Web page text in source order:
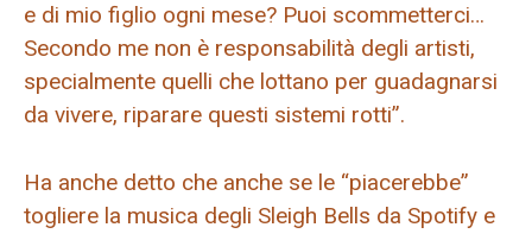
e di mio figlio ogni mese? Puoi scommetterci…
Secondo me non è responsabilità degli artisti,
specialmente quelli che lottano per guadagnarsi
da vivere, riparare questi sistemi rotti”.
Ha anche detto che anche se le “piacerebbe”
togliere la musica degli Sleigh Bells da Spotify e